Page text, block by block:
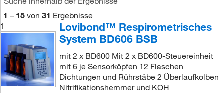
1 – 15 von 31 Ergebnisse
1
Lovibond™ Respirometrisches
System BD606 BSB
mit 2 x BD600 Mit 2 x BD600-Steuereinheit
mit 6 je Sensorköpfen 12 Flaschen
Dichtungen und Rührstäbe 2 Überlaufkolben
Nitrifikationshemmer und KOH